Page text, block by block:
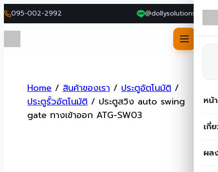
095-002-2992 @dollysolutions
หน้
เกี่
ผล
contentHome / สินค้าของเรา / ประตูอัตโนมัติ /
ประตูรั้วอัตโนมัติ / ประตูสวิง auto swing
gate ทางเข้าออก ATG-SW03